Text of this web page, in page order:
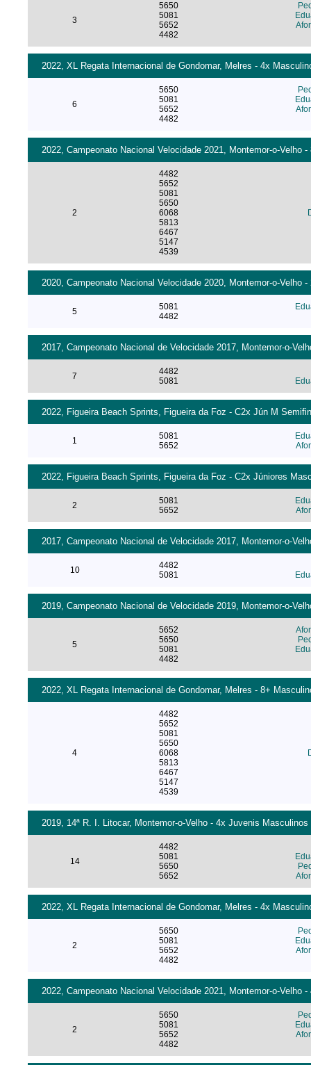
3
5650
5081
5652
4482
2022, XL Regata Internacional de Gondomar, Melres - 4x
6
5650
5081
5652
4482
2022, Campeonato Nacional Velocidade 2021, Montemor-o-Velho
2
4482
5652
5081
5650
6068
5813
6467
5147
4539
2020, Campeonato Nacional Velocidade 2020, Montemor-o-Velho
5
5081
4482
2017, Campeonato Nacional de Velocidade 2017, Montemor-o-
7
4482
5081
2022, Figueira Beach Sprints, Figueira da Foz - C2x Jún M
1
5081
5652
2022, Figueira Beach Sprints, Figueira da Foz - C2x Júniores
2
5081
5652
2017, Campeonato Nacional de Velocidade 2017, Montemor-o-
10
4482
5081
2019, Campeonato Nacional de Velocidade 2019, Montemor-o-
5
5652
5650
5081
4482
2022, XL Regata Internacional de Gondomar, Melres - 8+
4
4482
5652
5081
5650
6068
5813
6467
5147
4539
2019, 14ª R. I. Litocar, Montemor-o-Velho - 4x Juvenis
14
4482
5081
5650
5652
2022, XL Regata Internacional de Gondomar, Melres - 4x
2
5650
5081
5652
4482
2022, Campeonato Nacional Velocidade 2021, Montemor-o-Velho
2
5650
5081
5652
4482